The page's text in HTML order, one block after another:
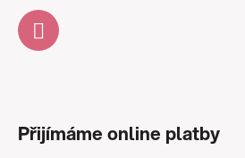
Přijímáme online platby